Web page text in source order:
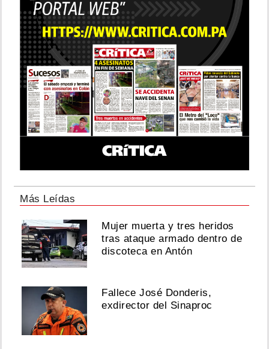
K4G
presume
a
su
gyal
con
una
indirecta:
“Nunca
antes
fui
Agosto
2026
G
canta
al
desamor
Más Leídas
Mujer muerta y tres heridos
tras ataque armado dentro de
discoteca en Antón
Fallece José Donderis,
exdirector del Sinaproc